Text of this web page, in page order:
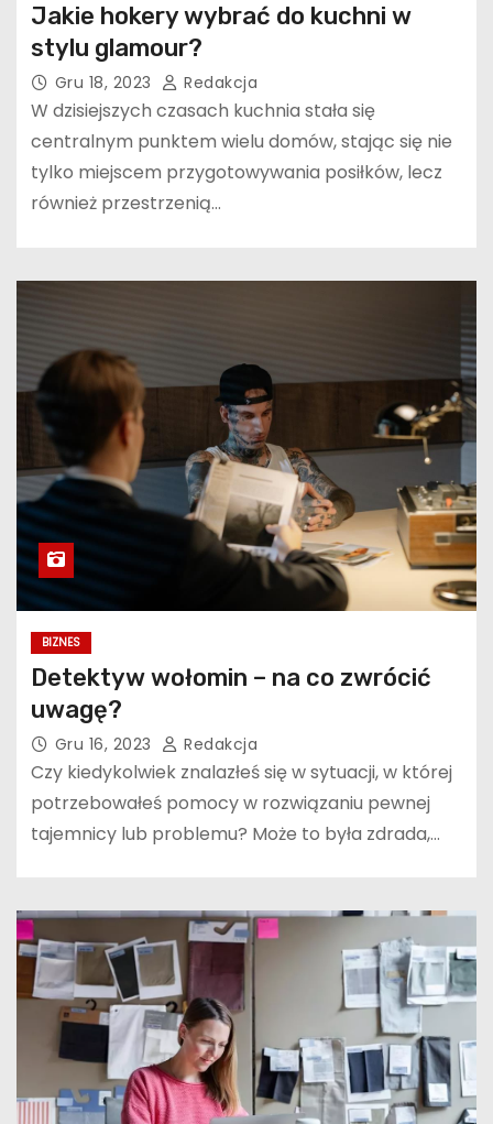
Jakie hokery wybrać do kuchni w
stylu glamour?
Gru 18, 2023 Redakcja
W dzisiejszych czasach kuchnia stała się
centralnym punktem wielu domów, stając się nie
tylko miejscem przygotowywania posiłków, lecz
również przestrzenią…
BIZNES
Detektyw wołomin – na co zwrócić
uwagę?
Gru 16, 2023 Redakcja
Czy kiedykolwiek znalazłeś się w sytuacji, w której
potrzebowałeś pomocy w rozwiązaniu pewnej
tajemnicy lub problemu? Może to była zdrada,…